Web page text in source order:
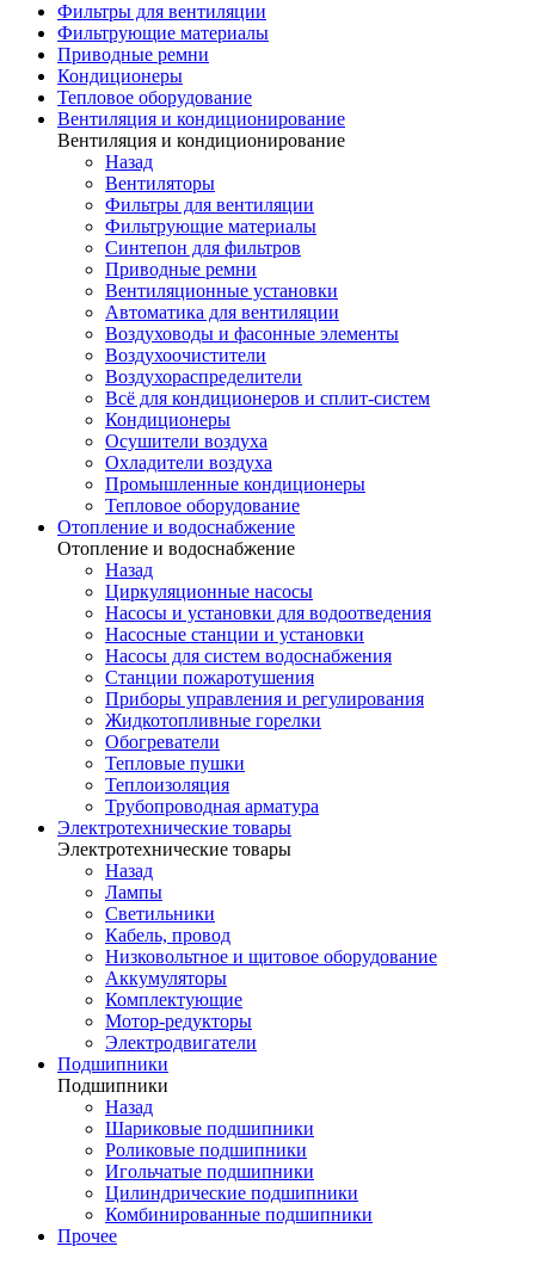
Фильтры для вентиляции
Фильтрующие материалы
Приводные ремни
Кондиционеры
Тепловое оборудование
Вентиляция и кондиционирование
Вентиляция и кондиционирование
Назад
Вентиляторы
Фильтры для вентиляции
Фильтрующие материалы
Синтепон для фильтров
Приводные ремни
Вентиляционные установки
Автоматика для вентиляции
Воздуховоды и фасонные элементы
Воздухоочистители
Воздухораспределители
Всё для кондиционеров и сплит-систем
Кондиционеры
Осушители воздуха
Охладители воздуха
Промышленные кондиционеры
Тепловое оборудование
Отопление и водоснабжение
Отопление и водоснабжение
Назад
Циркуляционные насосы
Насосы и установки для водоотведения
Насосные станции и установки
Насосы для систем водоснабжения
Станции пожаротушения
Приборы управления и регулирования
Жидкотопливные горелки
Обогреватели
Тепловые пушки
Теплоизоляция
Трубопроводная арматура
Электротехнические товары
Электротехнические товары
Назад
Лампы
Светильники
Кабель, провод
Низковольтное и щитовое оборудование
Аккумуляторы
Комплектующие
Мотор-редукторы
Электродвигатели
Подшипники
Подшипники
Назад
Шариковые подшипники
Роликовые подшипники
Игольчатые подшипники
Цилиндрические подшипники
Комбинированные подшипники
Прочее